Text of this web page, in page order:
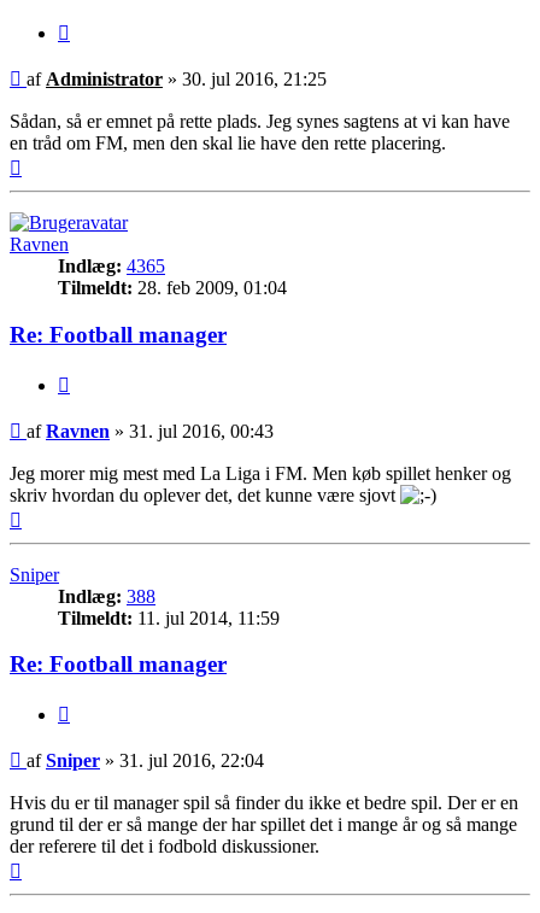
Indlæg
af Administrator » 30. jul 2016, 21:25
Sådan, så er emnet på rette plads. Jeg synes sagtens at vi kan have
en tråd om FM, men den skal lie have den rette placering.
Ravnen
Indlæg: 4365
Tilmeldt: 28. feb 2009, 01:04
Re: Football manager
Indlæg
afRavnen » 31. jul 2016, 00:43
Jeg morer mig mest med La Liga i FM. Men køb spillet henker og
skriv hvordan du oplever det, det kunne være sjovt
Sniper
Indlæg: 388
Tilmeldt: 11. jul 2014, 11:59
Re: Football manager
Indlæg
afSniper » 31. jul 2016, 22:04
Hvis du er til manager spil så finder du ikke et bedre spil. Der er en
grund til der er så mange der har spillet det i mange år og så mange
der referere til det i fodbold diskussioner.